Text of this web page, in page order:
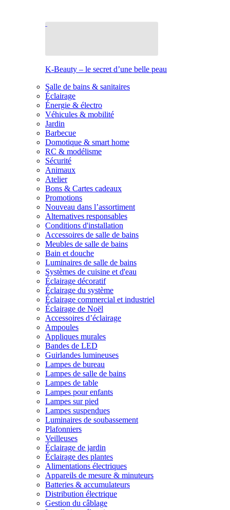
K-Beauty – le secret d’une belle peau
Salle de bains & sanitaires
Éclairage
Énergie & électro
Véhicules & mobilité
Jardin
Barbecue
Domotique & smart home
RC & modélisme
Sécurité
Animaux
Atelier
Bons & Cartes cadeaux
Promotions
Nouveau dans l’assortiment
Alternatives responsables
Conditions d'installation
Accessoires de salle de bains
Meubles de salle de bains
Bain et douche
Luminaires de salle de bains
Systèmes de cuisine et d'eau
Éclairage décoratif
Éclairage du système
Éclairage commercial et industriel
Éclairage de Noël
Accessoires d’éclairage
Ampoules
Appliques murales
Bandes de LED
Guirlandes lumineuses
Lampes de bureau
Lampes de salle de bains
Lampes de table
Lampes pour enfants
Lampes sur pied
Lampes suspendues
Luminaires de soubassement
Plafonniers
Veilleuses
Éclairage de jardin
Éclairage des plantes
Alimentations électriques
Appareils de mesure & minuteurs
Batteries & accumulateurs
Distribution électrique
Gestion du câblage